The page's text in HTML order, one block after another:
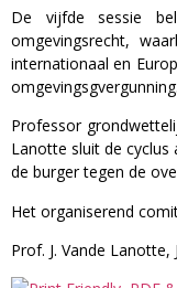
De vijfde sessie
omgevingsrecht,
internationaal en
omgevingsgvergunning.
Professor
Lanotte sluit de cyclus
de burger tegen de
Het organiserend
Prof. J. Vande